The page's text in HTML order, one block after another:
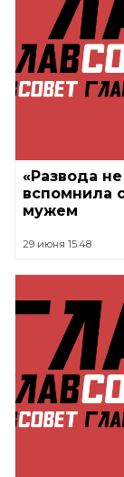
«Развода
вспомнила
мужем
29 июня 15:48